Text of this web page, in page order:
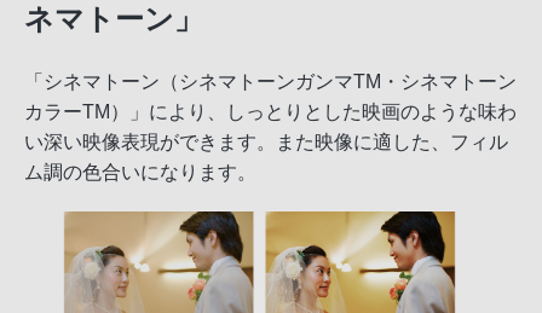
ネマトーン」
「シネマトーン（シネマトーンガンマTM・シネマトーン
カラーTM）」により、しっとりとした映画のような味わ
い深い映像表現ができます。また映像に適した、フィル
ム調の色合いになります。